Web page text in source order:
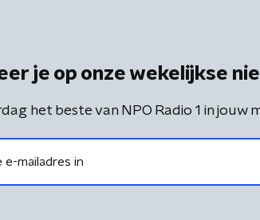
je op onze wekelijkse
het beste van NPO Radio 1 in jouw